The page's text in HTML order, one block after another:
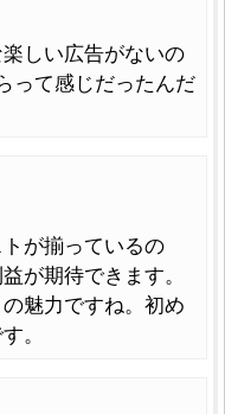
しい広告がないの
って感じだったんだ
が揃っているの
が期待できます。
魅力ですね。初め
。